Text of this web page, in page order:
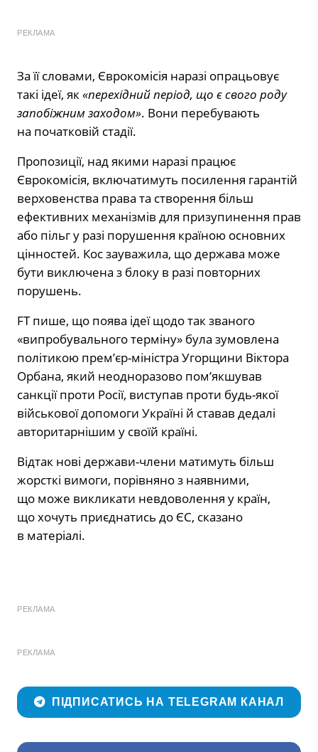
РЕКЛАМА
За її словами, Єврокомісія наразі опрацьовує
такі ідеї, як«перехідний період, що є свого роду
запобіжним заходом». Вони перебувають
на початковій стадії.
Пропозиції, над якими наразі працює
Єврокомісія, включатимуть посилення гарантій
верховенства права та створення більш
ефективних механізмів для призупинення прав
або пільг у разі порушення країною основних
цінностей. Кос зауважила, що держава може
бути виключена з блоку в разі повторних
порушень.
FT пише, що поява ідеї щодо так званого
«випробувального терміну» була зумовлена
політикою прем’єр-міністра Угорщини Віктора
Орбана, який неодноразово пом’якшував
санкції проти Росії, виступав проти будь-якої
військової допомоги Україні й ставав дедалі
авторитарнішим у своїй країні.
Відтак нові держави-члени матимуть більш
жорсткі вимоги, порівняно з наявними,
що може викликати невдоволення у країн,
що хочуть приєднатись до ЄС, сказано
в матеріалі.
РЕКЛАМА
РЕКЛАМА
ПІДПИСАТИСЬ НА TELEGRAM КАНАЛ